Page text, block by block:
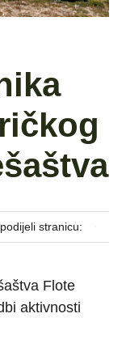
podijeli stranicu:
Flote
aktivnosti